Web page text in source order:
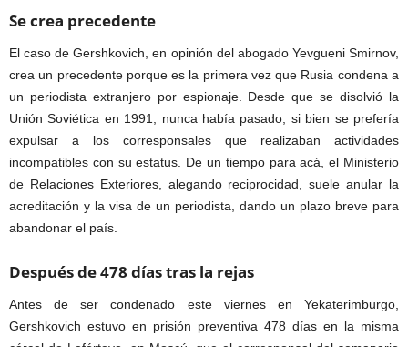
Se crea precedente
El caso de Gershkovich, en opinión del abogado Yevgueni Smirnov,
crea un precedente porque es la primera vez que Rusia condena a
un periodista extranjero por espionaje. Desde que se disolvió la
Unión Soviética en 1991, nunca había pasado, si bien se prefería
expulsar a los corresponsales que realizaban actividades
incompatibles con su estatus. De un tiempo para acá, el Ministerio
de Relaciones Exteriores, alegando reciprocidad, suele anular la
acreditación y la visa de un periodista, dando un plazo breve para
abandonar el país.
Después de 478 días tras la rejas
Antes de ser condenado este viernes en Yekaterimburgo,
Gershkovich estuvo en prisión preventiva 478 días en la misma